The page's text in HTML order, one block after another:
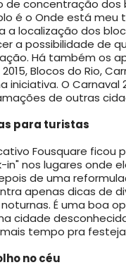
de concentração dos
é o Onde está meu
a localização dos
a possibilidade de
Há também os
Blocos do Rio,
iniciativa. O Carnaval
de outras
para turistas
Fousquare ficou
in" nos lugares onde
de uma
apenas dicas de
É uma boa
cidade
tempo pra
no céu